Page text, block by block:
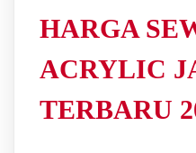
HARGA
ACRYLIC
TERBARU